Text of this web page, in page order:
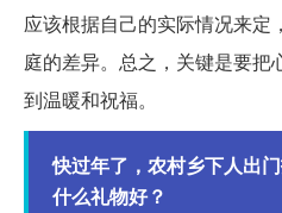
应该根据自己的实际情况来定
庭的差异。总之，关键是要把
到温暖和祝福。
快过年了，农村乡下人出
什么礼物好？